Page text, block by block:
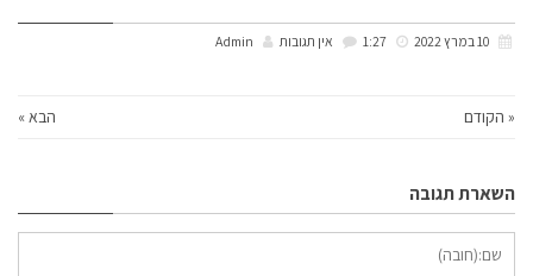
אין תגובות Admin
« הקודם הבא »
השארת תגובה